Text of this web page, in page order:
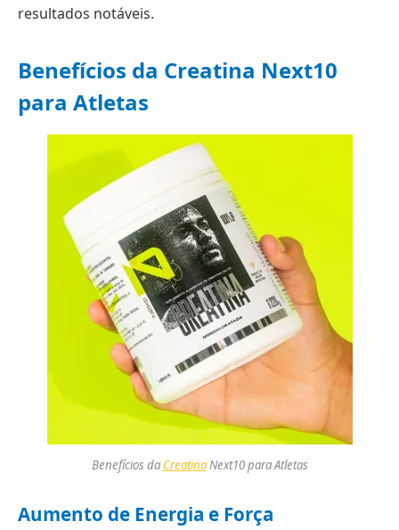
resultados notáveis.
Benefícios da Creatina Next10
para Atletas
Benefícios da CreatinaNext10 para Atletas
Aumento de Energia e Força